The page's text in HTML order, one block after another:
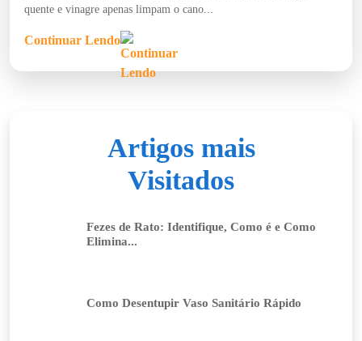
quente e vinagre apenas limpam o cano...
Continuar Lendo
Artigos mais
Visitados
Fezes de Rato: Identifique, Como é e Como
Elimina...
Como Desentupir Vaso Sanitário Rápido